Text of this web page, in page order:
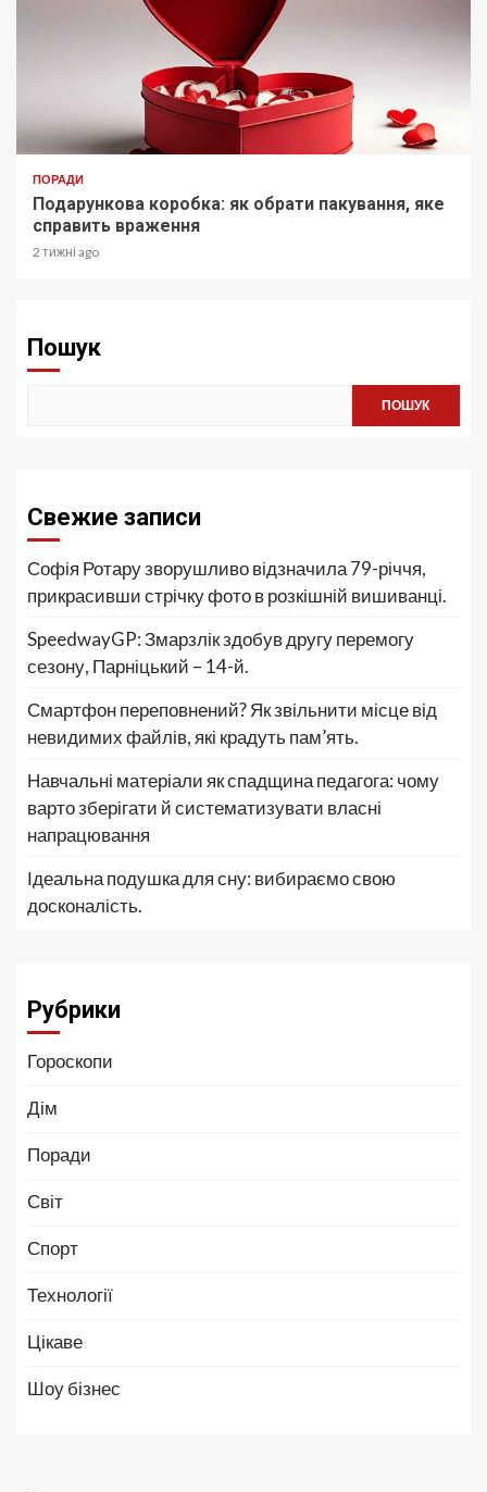
ПОРАДИ
Подарункова коробка: як обрати пакування, яке
справить враження
2 тижні ago
Пошук
ПОШУК
Свежие записи
Софія Ротару зворушливо відзначила 79-річчя,
прикрасивши стрічку фото в розкішній вишиванці.
SpeedwayGP: Змарзлік здобув другу перемогу
сезону, Парніцький – 14-й.
Смартфон переповнений? Як звільнити місце від
невидимих файлів, які крадуть пам’ять.
Навчальні матеріали як спадщина педагога: чому
варто зберігати й систематизувати власні
напрацювання
Ідеальна подушка для сну: вибираємо свою
досконалість.
Рубрики
Гороскопи
Дім
Поради
Світ
Спорт
Технології
Цікаве
Шоу бізнес